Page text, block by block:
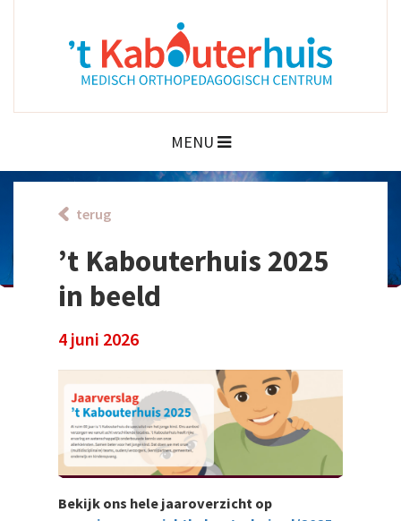
MENU
terug
’t Kabouterhuis 2025
in beeld
4 juni 2026
Bekijk ons hele jaaroverzicht op